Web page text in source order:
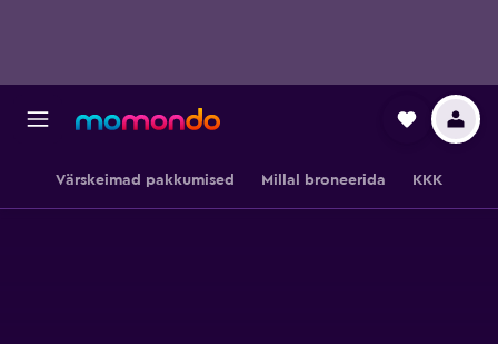
Värskeimad pakkumised Millal broneerida KKK